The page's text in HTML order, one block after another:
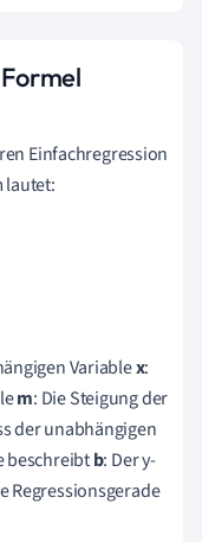
Einfachregression
lautet:
Variablex:
m: Die Steigung der
der unabhängigen
beschreibtb: Der y-
Regressionsgerade